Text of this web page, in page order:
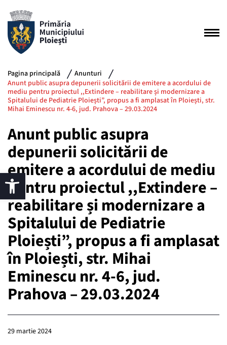
Pagina principală
Anunturi
Anunt public asupra depunerii solicitării de emitere a acordului de
mediu pentru proiectul ,,Extindere – reabilitare și modernizare a
Spitalului de Pediatrie Ploiești”, propus a fi amplasat în Ploiești, str.
Mihai Eminescu nr. 4-6, jud. Prahova – 29.03.2024
Anunt public asupra
depunerii solicitării de
emitere a acordului de mediu
pentru proiectul ,,Extindere –
reabilitare și modernizare a
Spitalului de Pediatrie
Ploiești”, propus a fi amplasat
în Ploiești, str. Mihai
Eminescu nr. 4-6, jud.
Prahova – 29.03.2024
29 martie 2024